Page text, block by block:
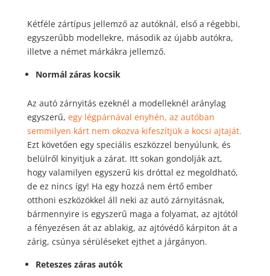
Kétféle zártípus jellemző az autóknál, első a régebbi,
egyszerűbb modellekre, második az újabb autókra,
illetve a német márkákra jellemző.
Normál záras kocsik
Az autó zárnyitás ezeknél a modelleknél aránylag
egyszerű, egy légpárnával enyhén, az autóban
semmilyen kárt nem okozva kifeszítjük a kocsi ajtaját.
Ezt követően egy speciális eszközzel benyúlunk, és
belülről kinyitjuk a zárat. Itt sokan gondolják azt,
hogy valamilyen egyszerű kis dróttal ez megoldható,
de ez nincs így! Ha egy hozzá nem értő ember
otthoni eszközökkel áll neki az autó zárnyitásnak,
bármennyire is egyszerű maga a folyamat, az ajtótól
a fényezésen át az ablakig, az ajtóvédő kárpiton át a
zárig, csúnya sérüléseket ejthet a járgányon.
Reteszes záras autók